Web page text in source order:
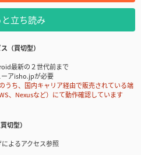
立ち読み
（買切型）
最新の２世代前まで
アisho.jpが必要
ち、国内キャリア経由で販売されている端
、Nexusなど）にて動作確認しています
切型）
よるアクセス参照